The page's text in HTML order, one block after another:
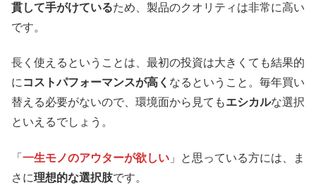
貫して手がけているため、製品のクオリティは非常に高い
です。
長く使えるということは、最初の投資は大きくても結果的
に コストパフォーマンスが高く なるということ。毎年買い
替える必要がないので、環境面から見てもエシカルな選択
といえるでしょう。
「 一生モノのアウターが欲しい 」と思っている方には、ま
さに理想的な選択肢です。